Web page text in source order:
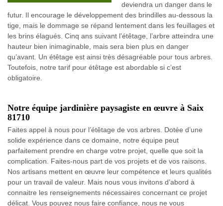
deviendra un danger dans le
futur. Il encourage le développement des brindilles au-dessous la
tige, mais le dommage se répand lentement dans les feuillages et
les brins élagués. Cinq ans suivant l’étêtage, l’arbre atteindra une
hauteur bien inimaginable, mais sera bien plus en danger
qu’avant. Un étêtage est ainsi très désagréable pour tous arbres.
Toutefois, notre tarif pour étêtage est abordable si c’est
obligatoire.
Notre équipe jardinière paysagiste en œuvre à Saix
81710
Faites appel à nous pour l’étêtage de vos arbres. Dotée d’une
solide expérience dans ce domaine, notre équipe peut
parfaitement prendre en charge votre projet, quelle que soit la
complication. Faites-nous part de vos projets et de vos raisons.
Nos artisans mettent en œuvre leur compétence et leurs qualités
pour un travail de valeur. Mais nous vous invitons d’abord à
connaitre les renseignements nécessaires concernant ce projet
délicat. Vous pouvez nous faire confiance, nous ne vous